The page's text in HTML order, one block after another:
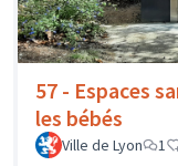
57 - Espaces
les bébés
Ville de Lyon 1